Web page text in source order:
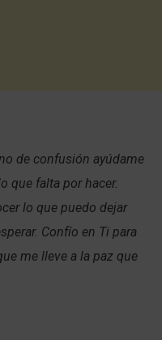
de confusión ayúdame
que falta por hacer.
lo que puedo dejar
Confío en Ti para
me lleve a la paz que